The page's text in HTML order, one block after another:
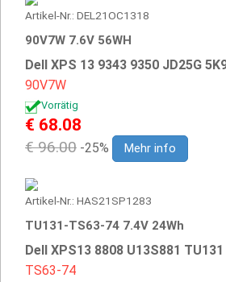
Artikel-Nr.: DEL21OC1318
90V7W 7.6V 56WH
Dell XPS 13 9343 9350 JD25G
90V7W
Vorrätig
€ 68.08
€ 96.00 -25% Mehr info
Artikel-Nr.: HAS21SP1283
TU131-TS63-74 7.4V 24Wh
Dell XPS13 8808 U13S881 TU131
TS63-74